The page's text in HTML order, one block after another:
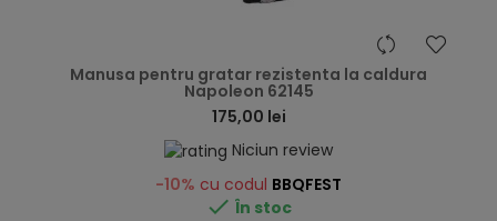
Manusa pentru gratar rezistenta la caldura
Napoleon 62145
175,00 lei
Niciun review
-10% cu codul BBQFEST
 În stoc